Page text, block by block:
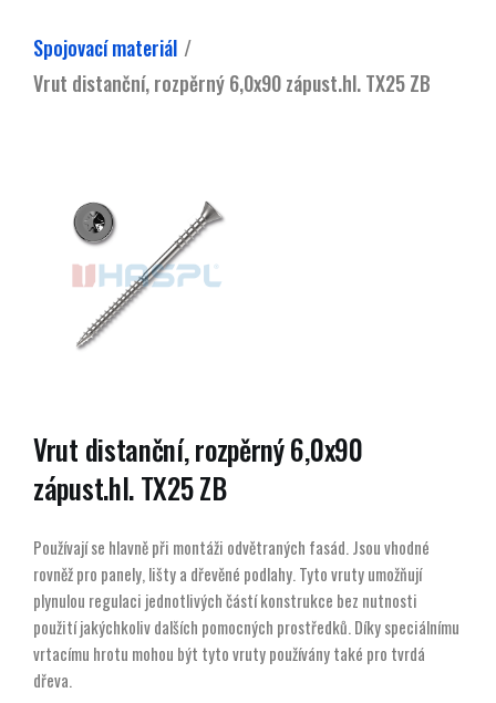
Spojovací materiál
Vrut distanční, rozpěrný 6,0x90 zápust.hl. TX25 ZB
Vrut distanční, rozpěrný 6,0x90
zápust.hl. TX25 ZB
Používají se hlavně při montáži odvětraných fasád. Jsou vhodné
rovněž pro panely, lišty a dřevěné podlahy. Tyto vruty umožňují
plynulou regulaci jednotlivých částí konstrukce bez nutnosti
použití jakýchkoliv dalších pomocných prostředků. Díky speciálnímu
vrtacímu hrotu mohou být tyto vruty používány také pro tvrdá
dřeva.